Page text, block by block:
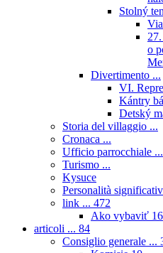
Stolný
o
Divertimento ...
VI.
Kántry
Detský
Storia del villaggio ...
Cronaca ...
Ufficio parrocchiale ...
Turismo ...
Kysuce
Personalità
link ... 472
Ako vybaviť 16
articoli ... 84
Consiglio generale ...